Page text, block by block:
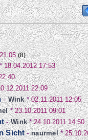
(8)
18.04.2012 17:53
22:09
-Wink*02.11.2011 12:05
*23.10.2011 09:01
-Wink*24.10.2011 14:50
Sicht-naurmel*